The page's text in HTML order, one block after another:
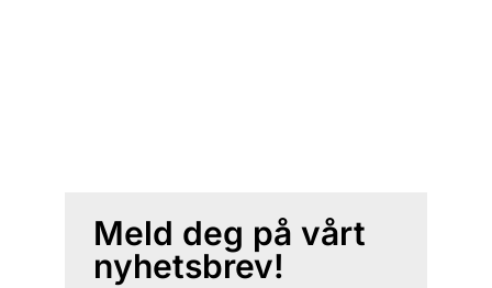
Meld deg på vårt
nyhetsbrev!